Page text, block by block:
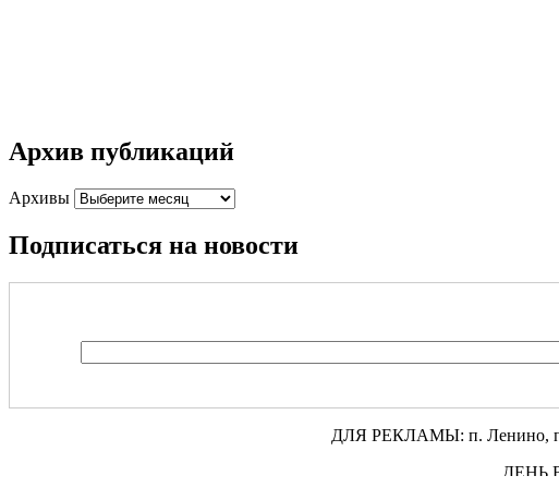
Архив публикаций
Архивы
Подписаться на новости
ДЛЯ РЕКЛАМЫ: п. Ленино,
ДЕНЬ